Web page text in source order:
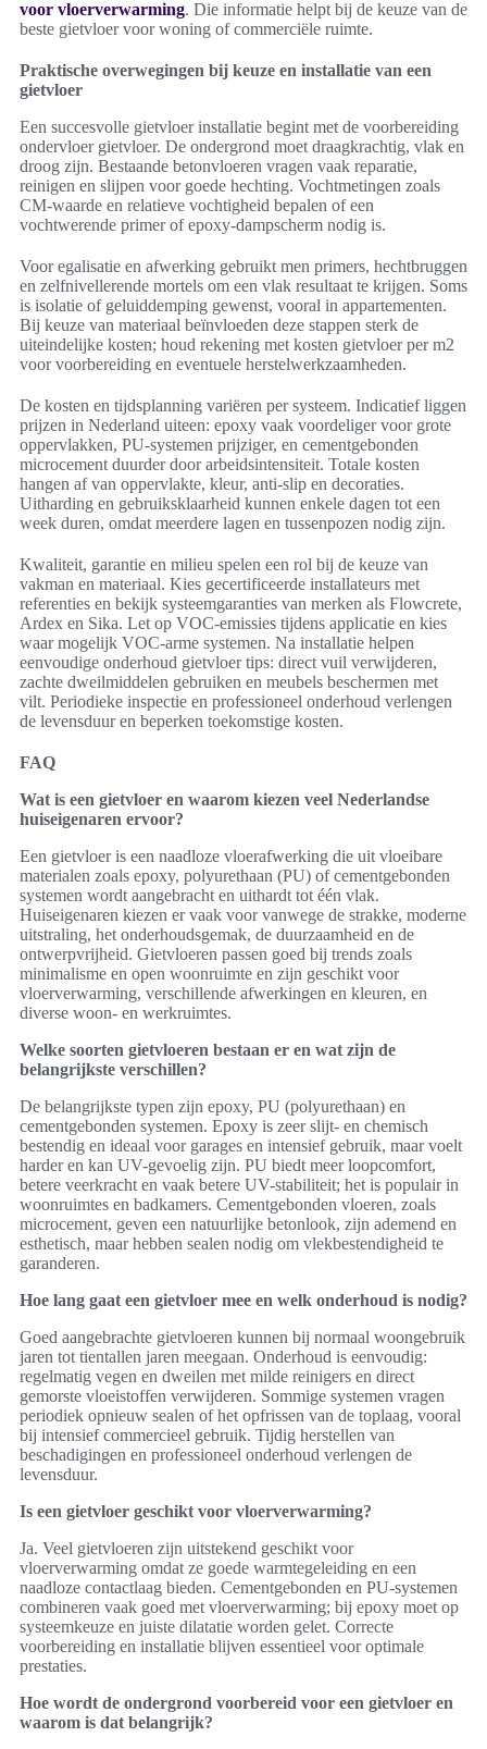
voor vloerverwarming. Die informatie helpt bij de keuze van de
beste gietvloer voor woning of commerciële ruimte.
Praktische overwegingen bij keuze en installatie van een
gietvloer
Een succesvolle gietvloer installatie begint met de voorbereiding
ondervloer gietvloer. De ondergrond moet draagkrachtig, vlak en
droog zijn. Bestaande betonvloeren vragen vaak reparatie,
reinigen en slijpen voor goede hechting. Vochtmetingen zoals
CM-waarde en relatieve vochtigheid bepalen of een
vochtwerende primer of epoxy-dampscherm nodig is.
Voor egalisatie en afwerking gebruikt men primers, hechtbruggen
en zelfnivellerende mortels om een vlak resultaat te krijgen. Soms
is isolatie of geluiddemping gewenst, vooral in appartementen.
Bij keuze van materiaal beïnvloeden deze stappen sterk de
uiteindelijke kosten; houd rekening met kosten gietvloer per m2
voor voorbereiding en eventuele herstelwerkzaamheden.
De kosten en tijdsplanning variëren per systeem. Indicatief liggen
prijzen in Nederland uiteen: epoxy vaak voordeliger voor grote
oppervlakken, PU-systemen prijziger, en cementgebonden
microcement duurder door arbeidsintensiteit. Totale kosten
hangen af van oppervlakte, kleur, anti-slip en decoraties.
Uitharding en gebruiksklaarheid kunnen enkele dagen tot een
week duren, omdat meerdere lagen en tussenpozen nodig zijn.
Kwaliteit, garantie en milieu spelen een rol bij de keuze van
vakman en materiaal. Kies gecertificeerde installateurs met
referenties en bekijk systeemgaranties van merken als Flowcrete,
Ardex en Sika. Let op VOC-emissies tijdens applicatie en kies
waar mogelijk VOC-arme systemen. Na installatie helpen
eenvoudige onderhoud gietvloer tips: direct vuil verwijderen,
zachte dweilmiddelen gebruiken en meubels beschermen met
vilt. Periodieke inspectie en professioneel onderhoud verlengen
de levensduur en beperken toekomstige kosten.
FAQ
Wat is een gietvloer en waarom kiezen veel Nederlandse
huiseigenaren ervoor?
Een gietvloer is een naadloze vloerafwerking die uit vloeibare
materialen zoals epoxy, polyurethaan (PU) of cementgebonden
systemen wordt aangebracht en uithardt tot één vlak.
Huiseigenaren kiezen er vaak voor vanwege de strakke, moderne
uitstraling, het onderhoudsgemak, de duurzaamheid en de
ontwerpvrijheid. Gietvloeren passen goed bij trends zoals
minimalisme en open woonruimte en zijn geschikt voor
vloerverwarming, verschillende afwerkingen en kleuren, en
diverse woon- en werkruimtes.
Welke soorten gietvloeren bestaan er en wat zijn de
belangrijkste verschillen?
De belangrijkste typen zijn epoxy, PU (polyurethaan) en
cementgebonden systemen. Epoxy is zeer slijt- en chemisch
bestendig en ideaal voor garages en intensief gebruik, maar voelt
harder en kan UV-gevoelig zijn. PU biedt meer loopcomfort,
betere veerkracht en vaak betere UV-stabiliteit; het is populair in
woonruimtes en badkamers. Cementgebonden vloeren, zoals
microcement, geven een natuurlijke betonlook, zijn ademend en
esthetisch, maar hebben sealen nodig om vlekbestendigheid te
garanderen.
Hoe lang gaat een gietvloer mee en welk onderhoud is nodig?
Goed aangebrachte gietvloeren kunnen bij normaal woongebruik
jaren tot tientallen jaren meegaan. Onderhoud is eenvoudig:
regelmatig vegen en dweilen met milde reinigers en direct
gemorste vloeistoffen verwijderen. Sommige systemen vragen
periodiek opnieuw sealen of het opfrissen van de toplaag, vooral
bij intensief commercieel gebruik. Tijdig herstellen van
beschadigingen en professioneel onderhoud verlengen de
levensduur.
Is een gietvloer geschikt voor vloerverwarming?
Ja. Veel gietvloeren zijn uitstekend geschikt voor
vloerverwarming omdat ze goede warmtegeleiding en een
naadloze contactlaag bieden. Cementgebonden en PU-systemen
combineren vaak goed met vloerverwarming; bij epoxy moet op
systeemkeuze en juiste dilatatie worden gelet. Correcte
voorbereiding en installatie blijven essentieel voor optimale
prestaties.
Hoe wordt de ondergrond voorbereid voor een gietvloer en
waarom is dat belangrijk?